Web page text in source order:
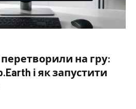
перетворили на гру:
і як запустити